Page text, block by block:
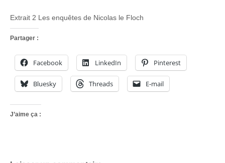
Extrait 2 Les enquêtes de Nicolas le Floch
Partager :
Facebook LinkedIn Pinterest
Bluesky Threads E-mail
J’aime ça :